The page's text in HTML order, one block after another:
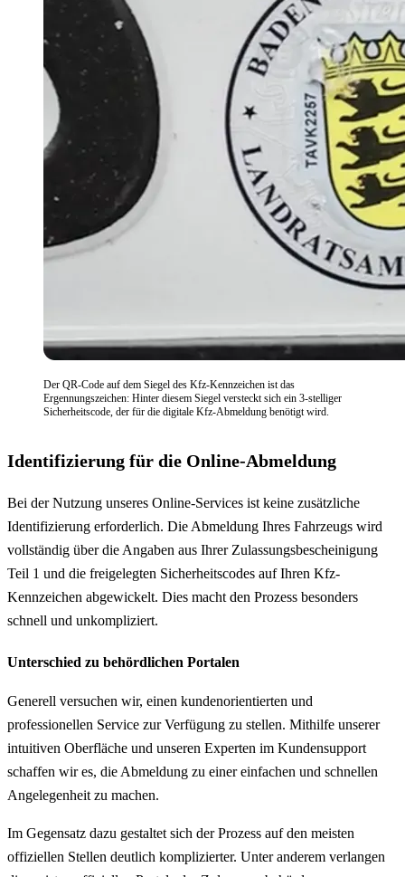
Der QR-Code auf dem Siegel des Kfz-Kennzeichen ist das
Ergennungszeichen: Hinter diesem Siegel versteckt sich ein 3-stelliger
Sicherheitscode, der für die digitale Kfz-Abmeldung benötigt wird.
Identifizierung für die Online-Abmeldung
Bei der Nutzung unseres Online-Services ist keine zusätzliche
Identifizierung erforderlich. Die Abmeldung Ihres Fahrzeugs wird
vollständig über die Angaben aus Ihrer Zulassungsbescheinigung
Teil 1 und die freigelegten Sicherheitscodes auf Ihren Kfz-
Kennzeichen abgewickelt. Dies macht den Prozess besonders
schnell und unkompliziert.
Unterschied zu behördlichen Portalen
Generell versuchen wir, einen kundenorientierten und
professionellen Service zur Verfügung zu stellen. Mithilfe unserer
intuitiven Oberfläche und unseren Experten im Kundensupport
schaffen wir es, die Abmeldung zu einer einfachen und schnellen
Angelegenheit zu machen.
Im Gegensatz dazu gestaltet sich der Prozess auf den meisten
offiziellen Stellen deutlich komplizierter. Unter anderem verlangen